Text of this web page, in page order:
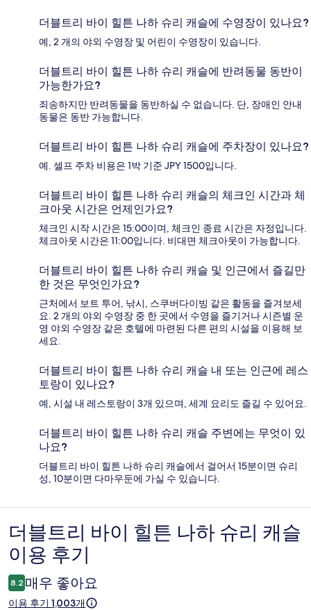
더블트리 바이 힐튼 나하 슈리 캐슬에 수영장이 있나요?
예, 2 개의 야외 수영장 및 어린이 수영장이 있습니다.
더블트리 바이 힐튼 나하 슈리 캐슬에 반려동물 동반이
가능한가요?
죄송하지만 반려동물을 동반하실 수 없습니다. 단, 장애인 안내
동물은 동반 가능합니다.
더블트리 바이 힐튼 나하 슈리 캐슬에 주차장이 있나요?
예. 셀프 주차 비용은 1박 기준 JPY 1500입니다.
더블트리 바이 힐튼 나하 슈리 캐슬의 체크인 시간과 체
크아웃 시간은 언제인가요?
체크인 시작 시간은 15:00이며, 체크인 종료 시간은 자정입니다.
체크아웃 시간은 11:00입니다. 비대면 체크아웃이 가능합니다.
더블트리 바이 힐튼 나하 슈리 캐슬 및 인근에서 즐길만
한 것은 무엇인가요?
근처에서 보트 투어, 낚시, 스쿠버다이빙 같은 활동을 즐겨보세
요. 2 개의 야외 수영장 중 한 곳에서 수영을 즐기거나 시즌별 운
영 야외 수영장 같은 호텔에 마련된 다른 편의 시설을 이용해 보
세요.
더블트리 바이 힐튼 나하 슈리 캐슬 내 또는 인근에 레스
토랑이 있나요?
예, 시설 내 레스토랑이 3개 있으며, 세계 요리도 즐길 수 있어요.
더블트리 바이 힐튼 나하 슈리 캐슬 주변에는 무엇이 있
나요?
더블트리 바이 힐튼 나하 슈리 캐슬에서 걸어서 15분이면 슈리
성, 10분이면 다마우둔에 가실 수 있습니다.
이
용
후
기
더블트리 바이 힐튼 나하 슈리 캐슬
이용 후기
8.2 매우 좋아요
이용 후기 1,003개